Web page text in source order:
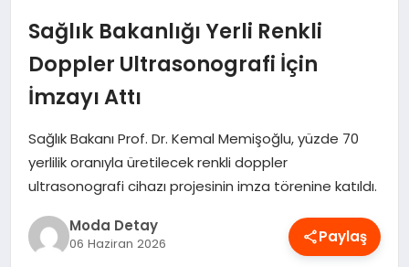
EĞITIM
MAGAZIN
Sağlık Bakanlığı Yerli Renkli
Doppler Ultrasonografi İçin
İmzayı Attı
Sağlık Bakanı Prof. Dr. Kemal Memişoğlu, yüzde 70
yerlilik oranıyla üretilecek renkli doppler
ultrasonografi cihazı projesinin imza törenine katıldı.
Moda Detay
06 Haziran 2026 Paylaş